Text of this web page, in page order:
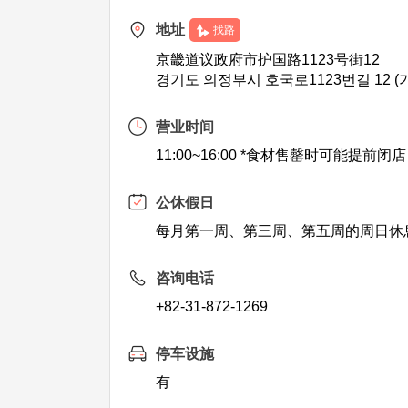
地址 找路
京畿道议政府市护国路1123号街12
경기도 의정부시 호국로1123번길 12 (
营业时间
11:00~16:00 *食材售罄时可能提前闭店
公休假日
每月第一周、第三周、第五周的周日休
咨询电话
+82-31-872-1269
停车设施
有